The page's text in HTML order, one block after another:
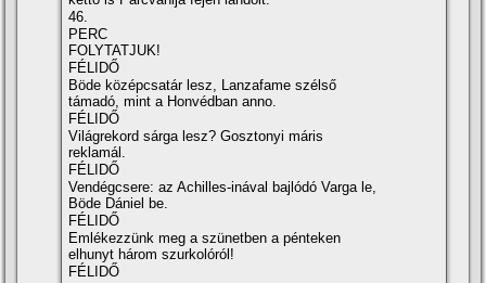
46.
PERC
FOLYTATJUK!
FÉLIDŐ
Böde középcsatár lesz, Lanzafame szélső
támadó, mint a Honvédban anno.
FÉLIDŐ
Világrekord sárga lesz? Gosztonyi máris
reklamál.
FÉLIDŐ
Vendégcsere: az Achilles-inával bajlódó Varga le,
Böde Dániel be.
FÉLIDŐ
Emlékezzünk meg a szünetben a pénteken
elhunyt három szurkolóról!
FÉLIDŐ